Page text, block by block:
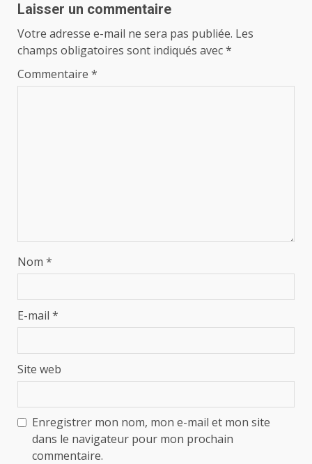
Laisser un commentaire
Votre adresse e-mail ne sera pas publiée. Les
champs obligatoires sont indiqués avec*
Commentaire *
Nom *
E-mail *
Site web
Enregistrer mon nom, mon e-mail et mon site
dans le navigateur pour mon prochain
commentaire.